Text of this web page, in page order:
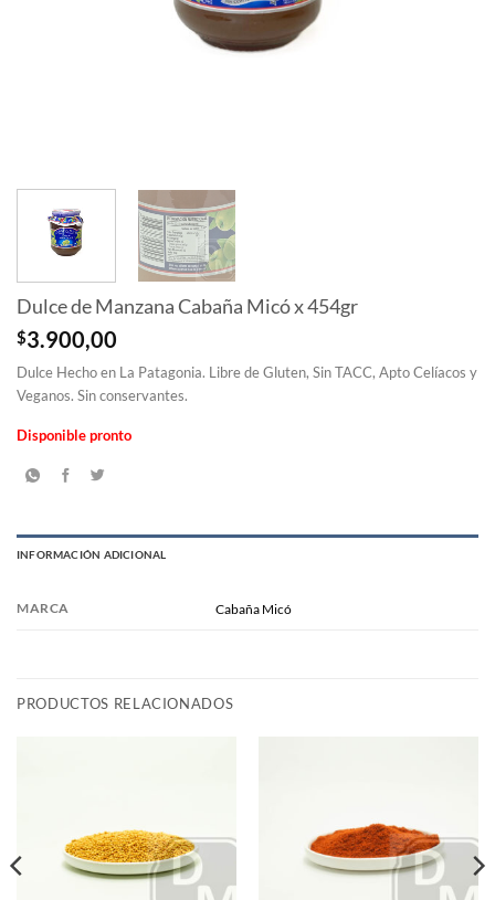
Dulce de Manzana Cabaña Micó x 454gr
$3.900,00
Dulce Hecho en La Patagonia. Libre de Gluten, Sin TACC, Apto Celíacos y
Veganos. Sin conservantes.
Disponible pronto
INFORMACIÓN ADICIONAL
MARCA Cabaña Micó
PRODUCTOS RELACIONADOS